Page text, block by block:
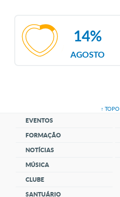
AGOSTO
14%
↑ TOPO
EVENTOS
FORMAÇÃO
NOTÍCIAS
MÚSICA
CLUBE
SANTUÁRIO